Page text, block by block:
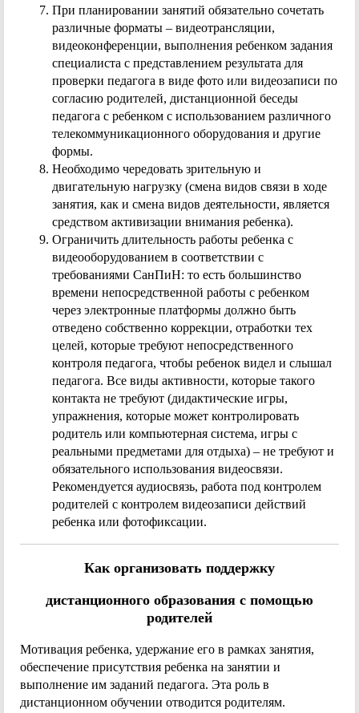
При планировании занятий обязательно сочетать
различные форматы – видеотрансляции,
видеоконференции, выполнения ребенком задания
специалиста с представлением результата для
проверки педагога в виде фото или видеозаписи по
согласию родителей, дистанционной беседы
педагога с ребенком с использованием различного
телекоммуникационного оборудования и другие
формы.
Необходимо чередовать зрительную и
двигательную нагрузку (смена видов связи в ходе
занятия, как и смена видов деятельности, является
средством активизации внимания ребенка).
Ограничить длительность работы ребенка с
видеооборудованием в соответствии с
требованиями СанПиН: то есть большинство
времени непосредственной работы с ребенком
через электронные платформы должно быть
отведено собственно коррекции, отработки тех
целей, которые требуют непосредственного
контроля педагога, чтобы ребенок видел и слышал
педагога. Все виды активности, которые такого
контакта не требуют (дидактические игры,
упражнения, которые может контролировать
родитель или компьютерная система, игры с
реальными предметами для отдыха) – не требуют и
обязательного использования видеосвязи.
Рекомендуется аудиосвязь, работа под контролем
родителей с контролем видеозаписи действий
ребенка или фотофиксации.
Как организовать поддержку
дистанционного образования с помощью
родителей
Мотивация ребенка, удержание его в рамках занятия,
обеспечение присутствия ребенка на занятии и
выполнение им заданий педагога. Эта роль в
дистанционном обучении отводится родителям.